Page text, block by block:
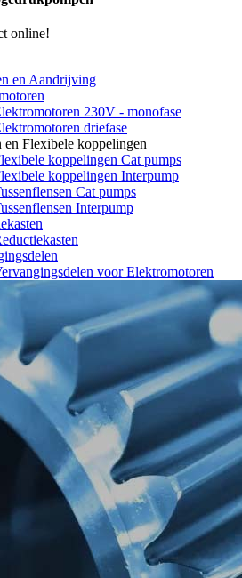
online!
en Aandrijving
230V - monofase
driefase
en Flexibele koppelingen
koppelingen Cat pumps
koppelingen Interpump
Cat pumps
Interpump
voor Elektromotoren